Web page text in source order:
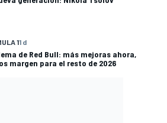
11 d
de Red Bull: más mejoras ahora,
margen para el resto de 2026